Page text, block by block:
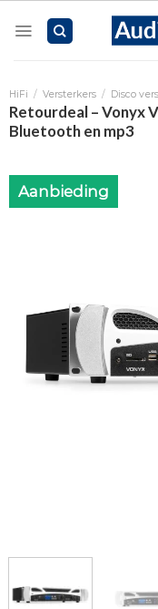
HiFi / Versterkers / Disco
Retourdeal – Vonyx
Bluetooth en mp3
Aanbieding